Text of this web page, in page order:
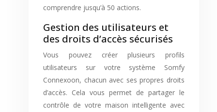
comprendre jusqu’à 50 actions.
Gestion des utilisateurs et
des droits d’accès sécurisés
Vous pouvez créer plusieurs profils
utilisateurs sur votre système Somfy
Connexoon, chacun avec ses propres droits
d’accès. Cela vous permet de partager le
contrôle de votre maison intelligente avec